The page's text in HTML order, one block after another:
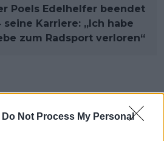
Do Not Process My Personal
Poels Edelhelfer beendet
seine Karriere: „Ich habe
zum Radsport verloren“